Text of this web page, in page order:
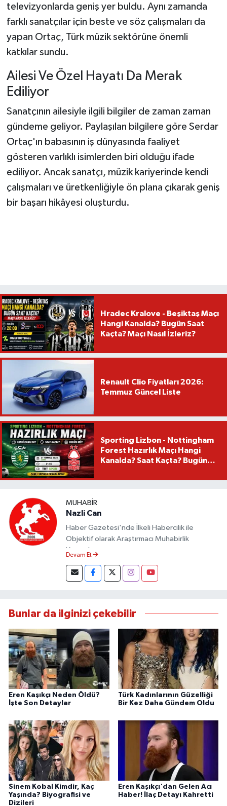
televizyonlarda geniş yer buldu. Aynı zamanda
farklı sanatçılar için beste ve söz çalışmaları da
yapan Ortaç, Türk müzik sektörüne önemli
katkılar sundu.
Ailesi Ve Özel Hayatı Da Merak
Ediliyor
Sanatçının ailesiyle ilgili bilgiler de zaman zaman
gündeme geliyor. Paylaşılan bilgilere göre Serdar
Ortaç'ın babasının iş dünyasında faaliyet
gösteren varlıklı isimlerden biri olduğu ifade
ediliyor. Ancak sanatçı, müzik kariyerinde kendi
çalışmaları ve üretkenliğiyle ön plana çıkarak geniş
bir başarı hikâyesi oluşturdu.
Hradec Kralove - Beşiktaş Maçı
Hangi Kanalda? Bugün Saat
Kaçta? Maçı Nasıl İzleriz?
Renault Clio Fiyatları 2026:
Temmuz Güncel Liste
Sporting Lizbon - Nottingham
Forest Hazırlık Maçı Hangi
Kanalda? Saat Kaçta? Bugün
MUHABIR
Nazli Can
Haber Gazetesi'nde İlkeli Habercilik ile
Objektif olarak Araştırmacı Muhabirlik
Yapmaktayım.
Devam Et
Bunlar da ilginizi çekebilir
Eren Kaşıkçı Neden Öldü?
İşte Son Detaylar
Türk Kadınlarının Güzelliği
Bir Kez Daha Gündem Oldu
Sinem Kobal Kimdir, Kaç
Yaşında? Biyografisi ve
Dizileri
Eren Kaşıkçı'dan Gelen Acı
Haber! İlaç Detayı Kahretti